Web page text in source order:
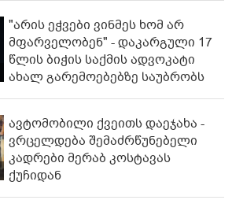
"არის ეჭვები ვინმეს ხომ არ
მფარველობენ" - დაკარგული 17
წლის ბიჭის საქმის ადვოკატი
ახალ გარემოებებზე საუბრობს
ავტომობილი ქვეითს დაეჯახა -
ვრცელდება შემაძრწუნებელი
კადრები მერაბ კოსტავას
ქუჩიდან